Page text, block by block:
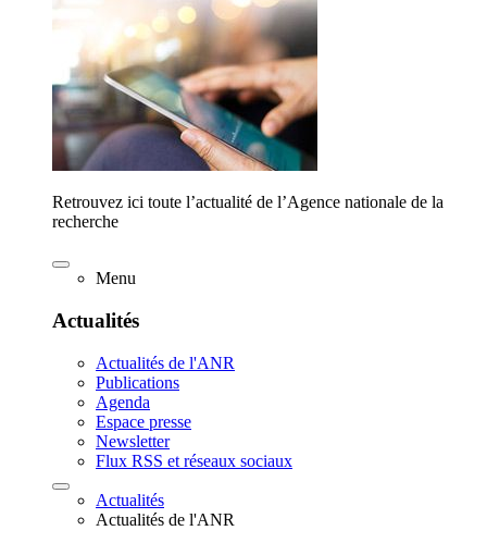
Retrouvez ici toute l’actualité de l’Agence nationale de la
recherche
Menu
Actualités
Actualités de l'ANR
Publications
Agenda
Espace presse
Newsletter
Flux RSS et réseaux sociaux
Actualités
Actualités de l'ANR